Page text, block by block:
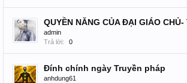
QUYỀN NĂNG CỦA ĐẠI GIÁO CHỦ-
admin
Trả lời:
0
Đính chính ngày Truyền pháp
anhdung61